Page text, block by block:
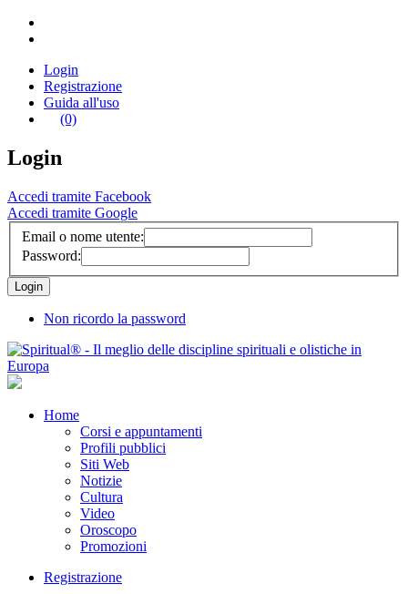
Login
Registrazione
Guida all'uso
(0)
Login
Accedi tramite Facebook
Accedi tramite Google
Email o nome utente:
Password:
Non ricordo la password
Home
Corsi e appuntamenti
Profili pubblici
Siti Web
Notizie
Cultura
Video
Oroscopo
Promozioni
Registrazione